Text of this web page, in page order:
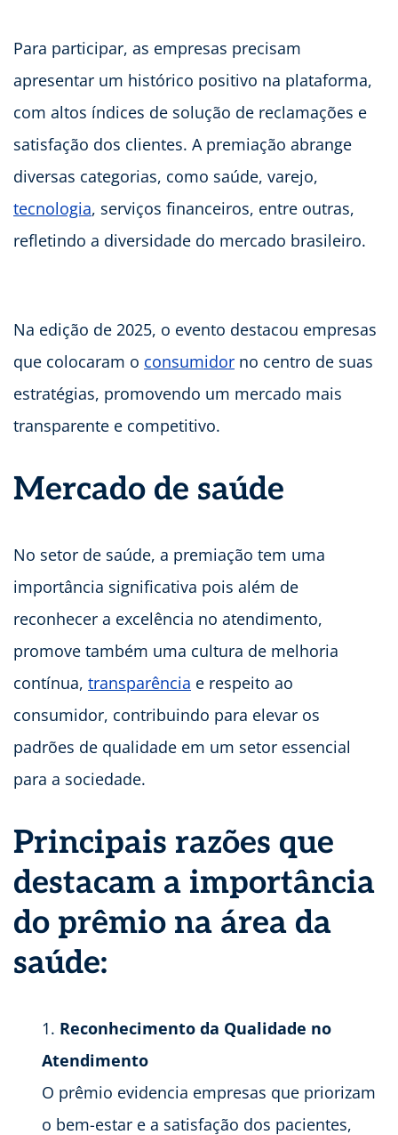
Para participar, as empresas precisam
apresentar um histórico positivo na plataforma,
com altos índices de solução de reclamações e
satisfação dos clientes. A premiação abrange
diversas categorias, como saúde, varejo,
tecnologia, serviços financeiros, entre outras,
refletindo a diversidade do mercado brasileiro.
Na edição de 2025, o evento destacou empresas
que colocaram o consumidor no centro de suas
estratégias, promovendo um mercado mais
transparente e competitivo.
Mercado de saúde
No setor de saúde, a premiação tem uma
importância significativa pois além de
reconhecer a excelência no atendimento,
promove também uma cultura de melhoria
contínua, transparência e respeito ao
consumidor, contribuindo para elevar os
padrões de qualidade em um setor essencial
para a sociedade.
Principais razões que
destacam a importância
do prêmio na área da
saúde:
Reconhecimento da Qualidade no
Atendimento
O prêmio evidencia empresas que priorizam
o bem-estar e a satisfação dos pacientes,